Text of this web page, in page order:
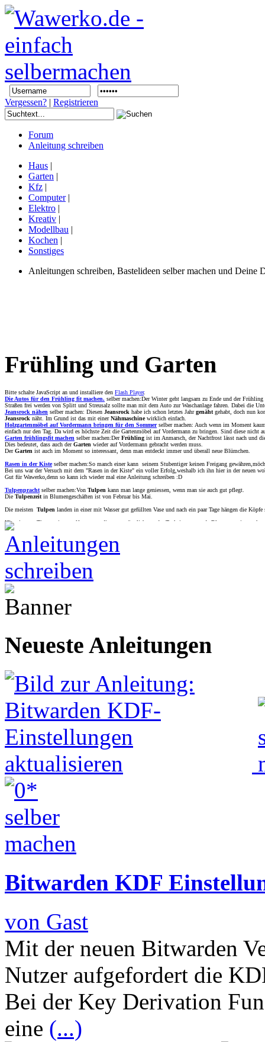
Vergessen? | Registrieren
Forum
Anleitung schreiben
Haus |
Garten |
Kfz |
Computer|
Elektro |
Kreativ |
Modellbau |
Kochen |
Sonstiges
Anleitungen schreiben, Bastelideen selber machen und Deine
Frühling und Garten
Bitte schalte JavaScript an und installiere den Flash Player.
Die Autos für den Frühling fit machen. selber machen:Der Winter geht langsam zu Ende und der
Straßen frei werden von Splitt und Streusalz sollte man mit dem Auto zur Waschanlage fahren. Dabei die
Jeansrock nähen selber machen: Diesen Jeansrock habe ich schon letztes Jahrgenähtgehabt, doch nun
Jeansrock näht. Im Grund ist das mit einerNähmaschinewirklich einfach.
Holzgartenmöbel auf Vordermann bringen für den Sommerselber machen: Auch wenn im Moment
einfach nur den Tag. Da wird es höchste Zeit die Gartenmöbel auf Vordermann zu bringen. Sind diese
Garten frühlingsfit machen selber machen:DerFrühling ist im Anmarsch, der Nachtfrost lässt nach und
Dies bedeutet, dass auch derGarten wieder auf Vordermann gebracht werden muss.
DerGarten ist auch im Moment so interessant, denn man entdeckt immer und überall neue Blümchen.
Rasen in der Kisteselber machen:So manch einer kann seinem Stubentiger keinen Freigang
Bei uns war der Versuch mit dem "Rasen in der Kiste" ein voller Erfolg,weshalb ich ihn hier in der neuen
Gut für Wawerko,denn so kann ich wieder mal eine Anleitung schreiben :D
Tulpenprachtselber machen:Von Tulpen kann man lange geniessen, wenn man sie auch gut pflegt.
Die Tulpenzeitin Blumengeschäften ist von Februar bis Mai.
Die meisten Tulpen landen in einer mit Wasser gut gefüllten Vase und nach ein paar Tage hängen die Köpfe
Hier ein paar Tipps, wie man länger von dieser urspünglich aus der Turkei stammende Blumen,geniessen
Ja die
Selbstbewässernder Blumentopf selber machen:In dieser Anleitung zeige ich Euch, wie man aus einem
nicht vertrocknen. Im Gegensatz zu dieserLösung
nichts mehr zu sehen. Mit einer seitlich daneben stehenden Flasche ist das nicht so einfach machbar. Was
lediglich überleben sollen, ist der
Vorgarten verschönern
ebenso pflegeleicht wie Beton und Pflasterstein. Daher gibt es nun nachfolgend ein paar Tipps für
Frühbeetselber machen:Schon im März können Sie die erstenPlanzen in unserem Frühbeet säen. Wer
Pflanzbox und Pflanztisch
selber machen:Jeder begeisterte Hobbygärtner kennt die Rückenschmerzen,
man bequem stehen kann und auch das benötigte Werkzeug zur Hand hat? Deshalb haben wir für Sie
genannte Bau- oder Mauerbohlen aus Fichtenholz. Sie können die Bohlen entweder gebraucht beim
alternativ auch Runddübel verwenden oder alles miteinander verschrauben.
vor dem Verleimen tun. Der Pflanztisch sollte die Herbst und Wintermonate unter einer Plane oder im
überdachten Terrasse.
Campingstuhl neu beziehen
selber machen:Dein Campingstuhl ist noch schön?
Aber der Bezug ist (vom Regen und vom Schmutz, wegen seines Alters) abgenutzt?!
Dann bezieh den Stuhl einfach neu! Ich habe meine schon 3-4 mal neu bezogen (und gestrichen). Sehr
Ich zeige Dir, wie's geht.
Gartenbeet anlegenselber machen: Ein Gartenbeet kann mit Altglas genauso angelegt werden wie ein
benötigt man natürlich mehr als nur ein paar Flaschen. Für ein Gartenbeet von 3 x 2 m benötigt man gut
das Altglas abnehmen kann. Die meisten werden sich freuen. Wenn man die ganzen Flaschen zusammen
Wasserschlauch einfach abgespritz und wieder sauber gemacht werden). Verklebte Getränkereste innen
steckt man das Gartenbeet ab und steckt in jeder Ecke einen Stab in den Boden. Um die Stäbe spannt man
Höhe. Wer will kann natürlich auch mit Augenmaß arbeiten. Das kommt ganz auf den Garten an. In einem
gelegentlich gekämmt wird, ist es ratsamer die Flaschen auszurichten und auch gleichfarbige zu wählen.
ausheben (5 cm tief) und dann die Flaschen mit dem Hals in den Boden stecken. Mit einem
Gartenbeets kann man nur noch etwas besseren Boden einfüllen z.B. für Blumen oder Gemüse. Probierts mal
Neueste Anleitungen
Bitwarden KDF
von Gast
Mit der neuen Bitwarden
Nutzer aufgefordert die
Bei der Key Derivation
eine (...)